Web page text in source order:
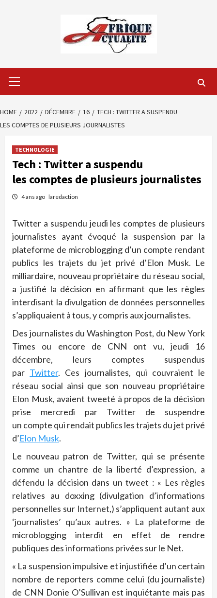
Menu
HOME 2022 DÉCEMBRE 16
TECH : TWITTER A SUSPENDU
LES COMPTES DE PLUSIEURS JOURNALISTES
TECHNOLOGIE
Tech : Twitter a suspendu
les comptes de plusieurs journalistes
4 ans ago laredaction
Twitter a suspendu jeudi les comptes de plusieurs
journalistes ayant évoqué la suspension par la
plateforme de microblogging d’un compte rendant
publics les trajets du jet privé d’Elon Musk. Le
milliardaire, nouveau propriétaire du réseau social,
a justifié la décision en affirmant que les règles
interdisant la divulgation de données personnelles
s’appliquaient à tous, y compris aux journalistes.
Des journalistes du Washington Post, du New York
Times ou encore de CNN ont vu, jeudi 16
décembre, leurs comptes suspendus
par Twitter. Ces journalistes, qui couvraient le
réseau social ainsi que son nouveau propriétaire
Elon Musk, avaient tweeté à propos de la décision
prise mercredi par Twitter de suspendre
un compte qui rendait publics les trajets du jet privé
d’Elon Musk.
Le nouveau patron de Twitter, qui se présente
comme un chantre de la liberté d’expression, a
défendu la décision dans un tweet : « Les règles
relatives au doxxing (divulgation d’informations
personnelles sur Internet,) s’appliquent autant aux
‘journalistes’ qu’aux autres. » La plateforme de
microblogging interdit en effet de rendre
publiques des informations privées sur le Net.
« La suspension impulsive et injustifiée d’un certain
nombre de reporters comme celui (du journaliste)
de CNN Donie O’Sullivan est inquiétante mais pas